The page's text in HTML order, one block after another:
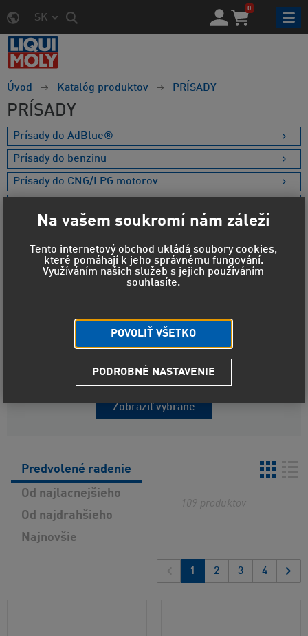
SK
0
Úvod Katalóg produktov PRÍSADY
PRÍSADY
Prísady do AdBlue®
Prísady do benzinu
Prísady do CNG/LPG motorov
Prísady do nafty
Prísady do oleja
Cena a štítky
Materiál obalu
Zobraziť vybrané
Predvolené radenie
Od najlacnejšieho
Od najdrahšieho
Najnovšie
109 produktov
1 2 3 4
Na vašem soukromí nám záleží
Tento internetový obchod ukládá soubory cookies,
které pomáhají k jeho správnému fungování.
Využíváním našich služeb s jejich používáním
souhlasíte.
POVOLIŤ VŠETKO
PODROBNÉ NASTAVENIE